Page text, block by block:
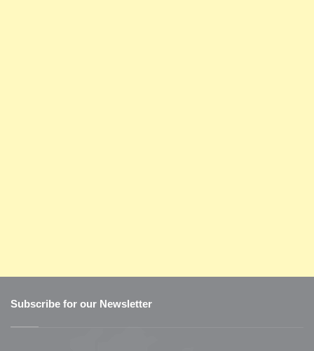
Subscribe for our Newsletter